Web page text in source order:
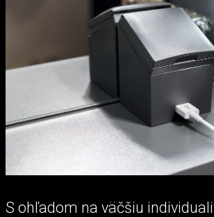
S ohľadom na väčšiu